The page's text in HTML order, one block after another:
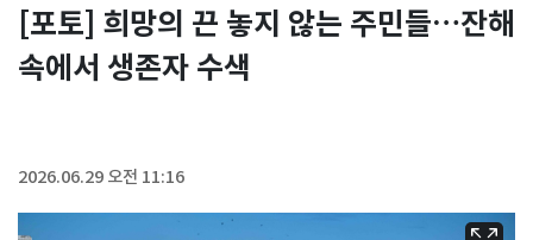
[포토] 희망의 끈 놓지 않는 주민들…잔해
속에서 생존자 수색
2026.06.29 오전 11:16